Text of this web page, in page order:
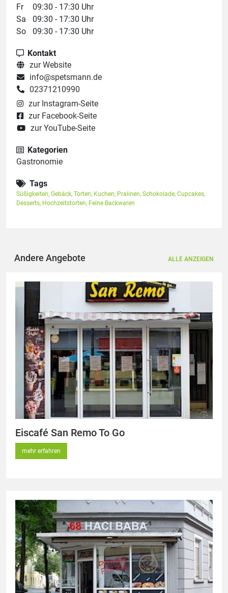
Fr
09:30 - 17:30 Uhr
Sa
09:30 - 17:30 Uhr
So
09:30 - 17:30 Uhr
Kontakt
zur Website
info@spetsmann.de
02371210990
zur Instagram-Seite
zur Facebook-Seite
zur YouTube-Seite
Kategorien
Gastronomie
Tags
Süßigkeiten, Gebäck, Torten, Kuchen, Pralinen, Schokolade, Cupcakes,
Desserts, Hochzeitstorten, Feine Backwaren
Andere Angebote ALLE ANZEIGEN
Eiscafé San Remo To Go
mehr erfahren